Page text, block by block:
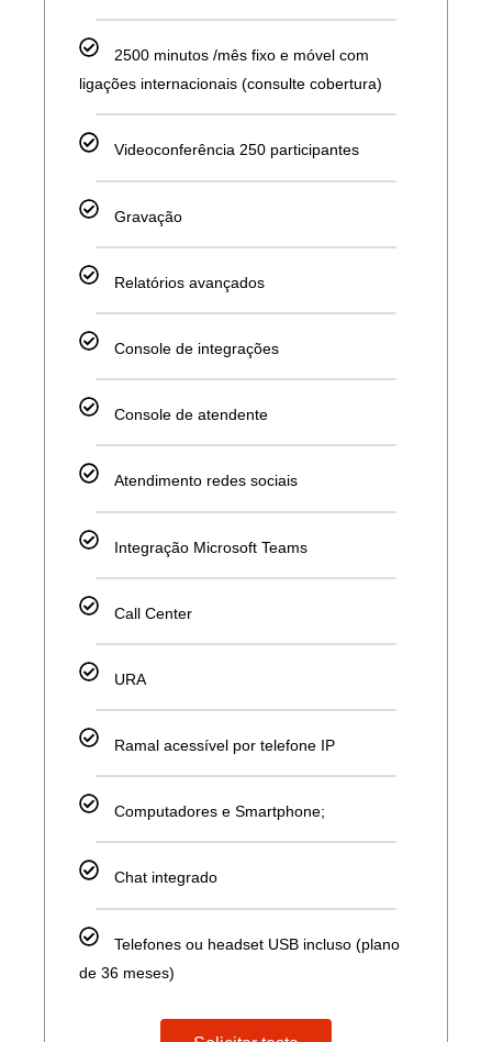
2500 minutos /mês fixo e móvel com
ligações internacionais (consulte cobertura)
Videoconferência 250 participantes
Gravação
Relatórios avançados
Console de integrações
Console de atendente
Atendimento redes sociais
Integração Microsoft Teams
Call Center
URA
Ramal acessível por telefone IP
Computadores e Smartphone;
Chat integrado
Telefones ou headset USB incluso (plano
de 36 meses)